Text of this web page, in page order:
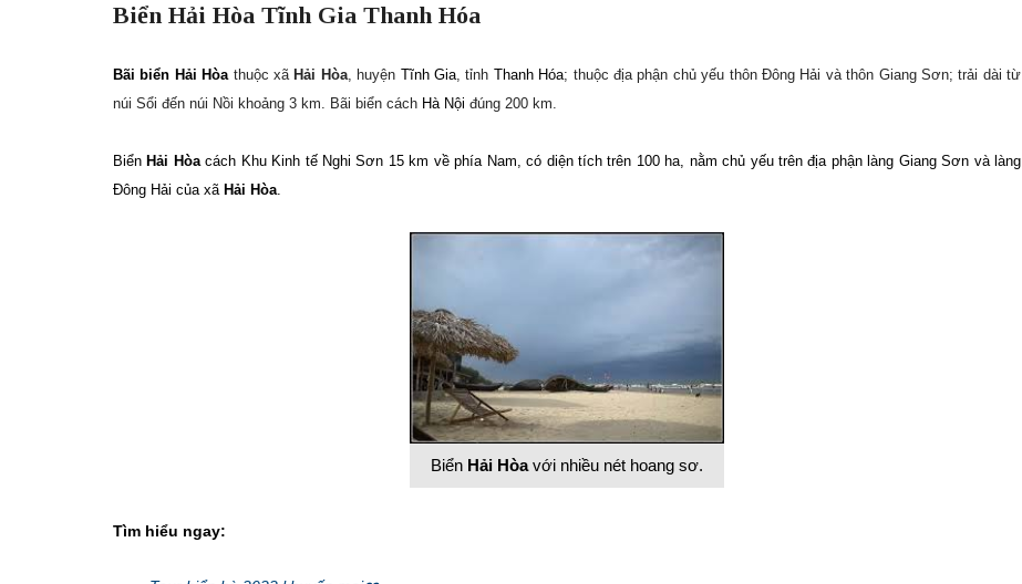
Biển Hải Hòa Tĩnh Gia Thanh Hóa
Bãi biển Hải Hòathuộc xã Hải Hòa, huyện Tĩnh Gia, tỉnh Thanh Hóa; thuộc địa phận chủ yếu thôn Đông Hải và thôn Giang Sơn; trải dài từ
núi Sổi đến núi Nồi khoảng 3 km. Bãi biển cách Hà Nội đúng 200 km.
Biển Hải Hòacách Khu Kinh tế Nghi Sơn 15 km về phía Nam, có diện tích trên 100 ha, nằm chủ yếu trên địa phận làng Giang Sơn và làng
Đông Hải của xã Hải Hòa.
Biển Hải Hòavới nhiều nét hoang sơ.
Tìm hiểu ngay: